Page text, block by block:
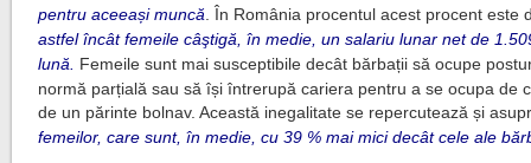
pentru aceeași muncă . În România procentul acest procent este
astfel încât femeile câştigă, în medie, un salariu lunar net de
lună.
Femeile sunt mai susceptibile decât bărbații să ocupe
normă parțială sau să își întrerupă cariera pentru a se ocupa de
de un părinte bolnav. Această inegalitate se repercutează și
femeilor, care sunt, în medie, cu 39 % mai mici decât cele ale